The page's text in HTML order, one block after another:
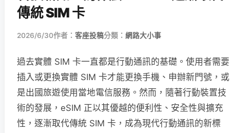
傳統 SIM 卡
2026/6/30作者： 客座投稿分類： 網路大小事
過去實體 SIM 卡一直都是行動通訊的基礎。使用者需要
插入或更換實體 SIM 卡才能更換手機、申辦新門號，或
是出國旅遊使用當地電信服務。然而，隨著行動裝置技
術的發展，eSIM 正以其優越的便利性、安全性與擴充
性，逐漸取代傳統 SIM 卡，成為現代行動通訊的新標